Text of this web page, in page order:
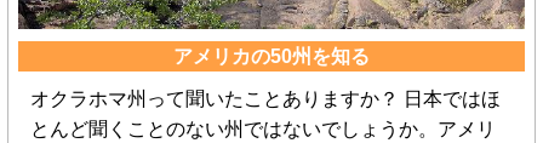
アメリカの50州を知る
オクラホマ州って聞いたことありますか？ 日本ではほ
とんど聞くことのない州ではないでしょうか。アメリ